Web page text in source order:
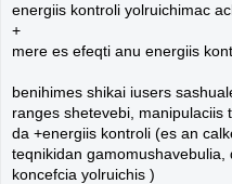
energiis kontroli yolruichimac
+
mere es efeqti anu energiis
benihimes shikai iusers
ranges shetevebi, manipulaciis
da +energiis kontroli (es an
teqnikidan
koncefcia yolruichis )